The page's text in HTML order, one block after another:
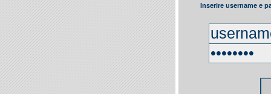
Inserire username e